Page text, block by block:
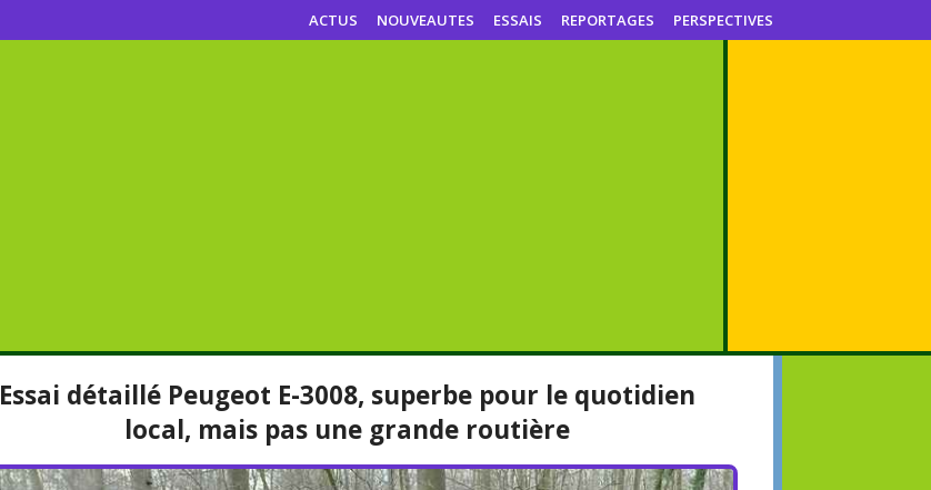
ACTUS NOUVEAUTES ESSAIS REPORTAGES PERSPECTIVES
Essai détaillé Peugeot E-3008, superbe pour le quotidien
local, mais pas une grande routière